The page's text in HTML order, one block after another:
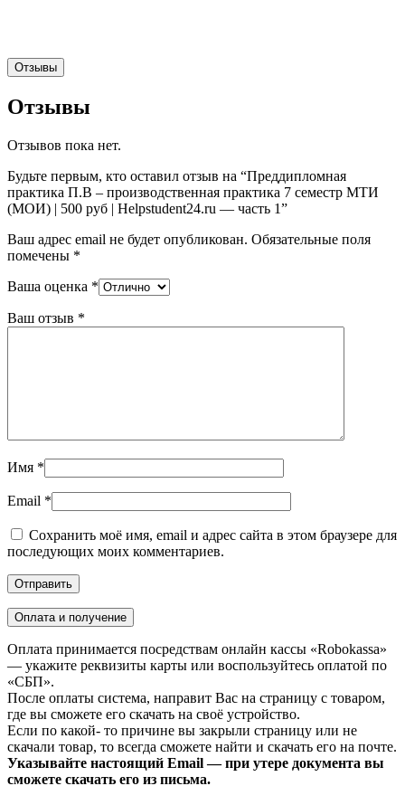
Отзывы
Отзывы
Отзывов пока нет.
Будьте первым, кто оставил отзыв на “Преддипломная
практика П.В – производственная практика 7 семестр МТИ
(МОИ) | 500 руб | Helpstudent24.ru — часть 1”
Ваш адрес email не будет опубликован. Обязательные поля
помечены *
Ваша оценка *
Ваш отзыв *
Имя *
Email *
Сохранить моё имя, email и адрес сайта в этом браузере для
последующих моих комментариев.
Оплата и получение
Оплата принимается посредствам онлайн кассы «Robokassa»
— укажите реквизиты карты или воспользуйтесь оплатой по
«СБП».
После оплаты система, направит Вас на страницу с товаром,
где вы сможете его скачать на своё устройство.
Если по какой- то причине вы закрыли страницу или не
скачали товар, то всегда сможете найти и скачать его на почте.
Указывайте настоящий Email — при утере документа вы
сможете скачать его из письма.